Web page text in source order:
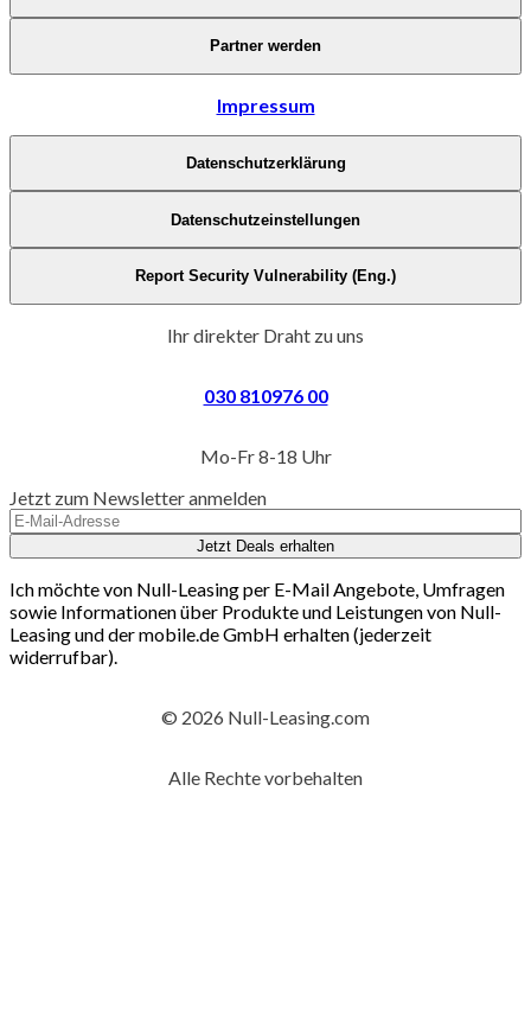
Partner werden
Impressum
Datenschutzerklärung
Datenschutzeinstellungen
Report Security Vulnerability (Eng.)
Ihr direkter Draht zu uns
030 810976 00
Mo-Fr 8-18 Uhr
Jetzt zum Newsletter anmelden
Jetzt Deals erhalten
Ich möchte von Null-Leasing per E-Mail Angebote, Umfragen
sowie Informationen über Produkte und Leistungen von Null-
Leasing und der mobile.de GmbH erhalten (jederzeit
widerrufbar).
© 2026 Null-Leasing.com
Alle Rechte vorbehalten